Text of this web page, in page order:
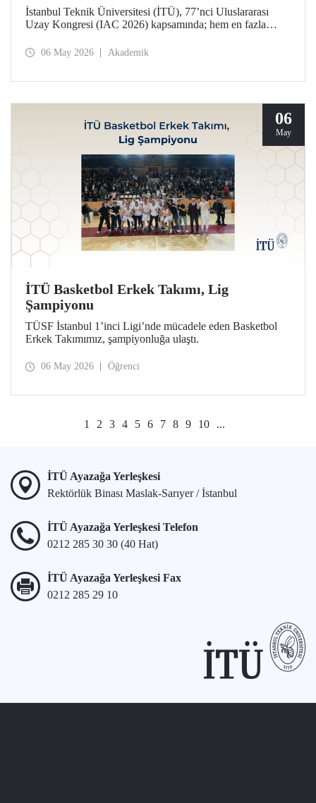
Dünya Birincisi
İstanbul Teknik Üniversitesi (İTÜ), 77’nci Uluslararası
Uzay Kongresi (IAC 2026) kapsamında; hem en fazla
üniversite olarak Türkiye’de ve dünyada birinci sırada yer
06 May 2026 Akademik
06
May
İTÜ Basketbol Erkek Takımı, Lig
Şampiyonu
TÜSF İstanbul 1’inci Ligi’nde mücadele eden Basketbol
Erkek Takımımız, şampiyonluğa ulaştı.
06 May 2026 Öğrenci
1 2 3 4 5 6 7 8 9 10 ...
İTÜ Ayazağa Yerleşkesi
Rektörlük Binası Maslak-Sarıyer / İstanbul
İTÜ Ayazağa Yerleşkesi Telefon
0212 285 30 30 (40 Hat)
İTÜ Ayazağa Yerleşkesi Fax
0212 285 29 10